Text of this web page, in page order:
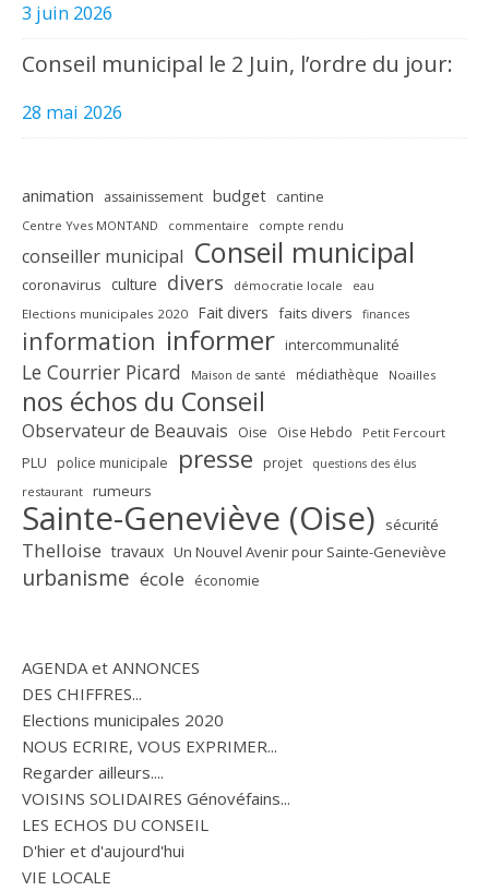
3 juin 2026
Conseil municipal le 2 Juin, l’ordre du jour:
28 mai 2026
animation assainissement budget cantine
Centre Yves MONTAND commentaire compte rendu
conseiller municipal Conseil municipal
coronavirus culture divers démocratie locale eau
Elections municipales 2020 Fait divers faits divers finances
information informer intercommunalité
Le Courrier Picard Maison de santé médiathèque Noailles
nos échos du Conseil
Observateur de Beauvais Oise Oise Hebdo Petit Fercourt
PLU police municipale presse projet questions des élus
restaurant rumeurs
Sainte-Geneviève (Oise) sécurité
Thelloise travaux Un Nouvel Avenir pour Sainte-Geneviève
urbanisme école économie
AGENDA et ANNONCES
DES CHIFFRES...
Elections municipales 2020
NOUS ECRIRE, VOUS EXPRIMER...
Regarder ailleurs....
VOISINS SOLIDAIRES Génovéfains...
LES ECHOS DU CONSEIL
D'hier et d'aujourd'hui
VIE LOCALE